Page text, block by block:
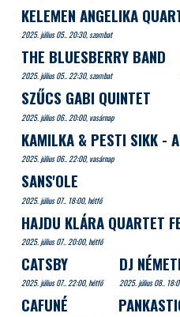
KELEMEN ANGELIKA
2025. július 05.. 20:30, szombat
THE BLUESBERRY BAND
2025. július 05.. 22:30, szombat
SZŰCS GABI QUINTET
2025. július 06.. 20:00, vasárnap
KAMILKA & PESTI SIKK -
2025. július 06.. 22:00, vasárnap
SANS'OLE
2025. július 07.. 18:00, hétfő
HAJDU KLÁRA QUARTET
2025. július 07.. 20:00, hétfő
CATSBY
2025. július 07.. 22:00, hétfő
DJ
2025. július 08..
CAFUNÉ